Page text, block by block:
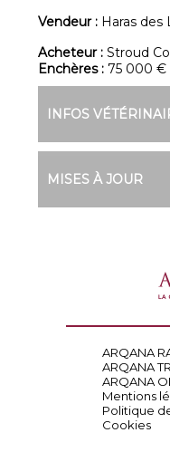
Vendeur : Haras des
Acheteur :Stroud
Enchères :75 000 €
INFOS
MISES À JOUR
ARQANA
ARQANA
ARQANA
Mentions
Politique
Cookies